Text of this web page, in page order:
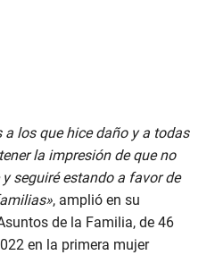
los que hice daño y a todas
la impresión de que no
seguiré estando a favor de
, amplió en su
de la Familia, de 46
en la primera mujer